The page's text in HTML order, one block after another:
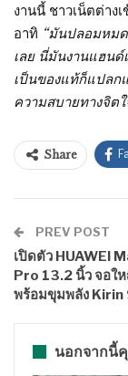
งานนี้ ชาวเน็ตต่าง
อาทิ “มันปลอมหม
เลย นี่มันงานแฮนด์
เป็นของแท้ก็แปลก
ความสบายทางจิต
Share
PREV POST
เปิดตัว HUAWEI
Pro 13.2 นิ้ว จอใ
พร้อมขุมพลัง
นอกจากนี้